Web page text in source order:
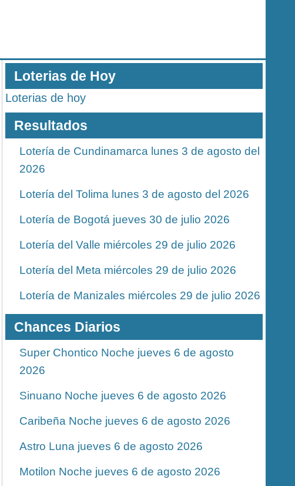
Loterias de Hoy
Loterias de hoy
Resultados
Lotería de Cundinamarca lunes 3 de agosto del
2026
Lotería del Tolima lunes 3 de agosto del 2026
Lotería de Bogotá jueves 30 de julio 2026
Lotería del Valle miércoles 29 de julio 2026
Lotería del Meta miércoles 29 de julio 2026
Lotería de Manizales miércoles 29 de julio 2026
Chances Diarios
Super Chontico Noche jueves 6 de agosto
2026
Sinuano Noche jueves 6 de agosto 2026
Caribeña Noche jueves 6 de agosto 2026
Astro Luna jueves 6 de agosto 2026
Motilon Noche jueves 6 de agosto 2026